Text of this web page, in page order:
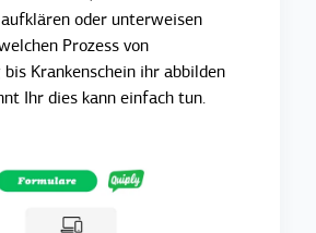
oder unterweisen
Prozess von
Krankenschein ihr abbilden
Ihr dies kann einfach tun.